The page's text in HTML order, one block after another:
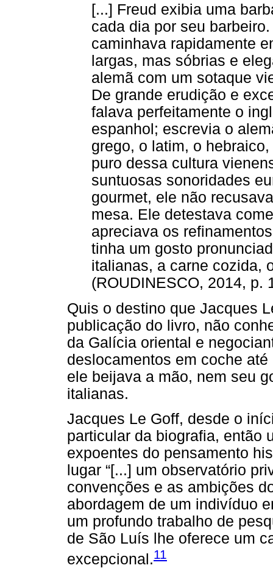
[...] Freud exibia uma
cada dia por seu
caminhava rapidamente
largas, mas sóbrias e
alemã com um sotaque
De grande erudição e
falava perfeitamente o
espanhol; escrevia o
grego, o latim, o
puro dessa cultura
suntuosas sonoridades
gourmet, ele não
mesa. Ele detestava
apreciava os
tinha um gosto
italianas, a carne cozida,
(ROUDINESCO, 2014, p.
Quis o destino que Jacques
publicação do livro, não
da Galícia oriental e
deslocamentos em coche
ele beijava a mão, nem seu
italianas.
Jacques Le Goff, desde o
particular da biografia, então
expoentes do pensamento
lugar “[...] um observatório
convenções e as ambições
abordagem de um indivíduo
um profundo trabalho de
de São Luís lhe oferece um
excepcional.11